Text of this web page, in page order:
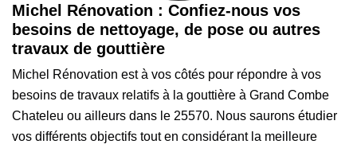
Michel Rénovation : Confiez-nous vos
besoins de nettoyage, de pose ou autres
travaux de gouttière
Michel Rénovation est à vos côtés pour répondre à vos
besoins de travaux relatifs à la gouttière à Grand Combe
Chateleu ou ailleurs dans le 25570. Nous saurons étudier
vos différents objectifs tout en considérant la meilleure